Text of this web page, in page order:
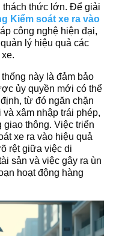
thách thức lớn. Để giải
Kiểm soát xe ra vào
công nghệ hiện đại,
lý hiệu quả các
này là đảm bảo
ủy quyền mới có thể
từ đó ngăn chặn
xâm nhập trái phép,
thông. Việc triển
xe ra vào hiệu quả
rệt giữa việc di
sản và việc gây ra ùn
hoạt động hàng